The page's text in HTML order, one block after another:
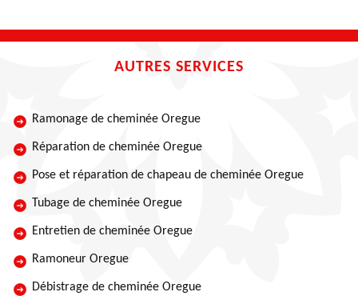
AUTRES SERVICES
Ramonage de cheminée Oregue
Réparation de cheminée Oregue
Pose et réparation de chapeau de cheminée Oregue
Tubage de cheminée Oregue
Entretien de cheminée Oregue
Ramoneur Oregue
Débistrage de cheminée Oregue